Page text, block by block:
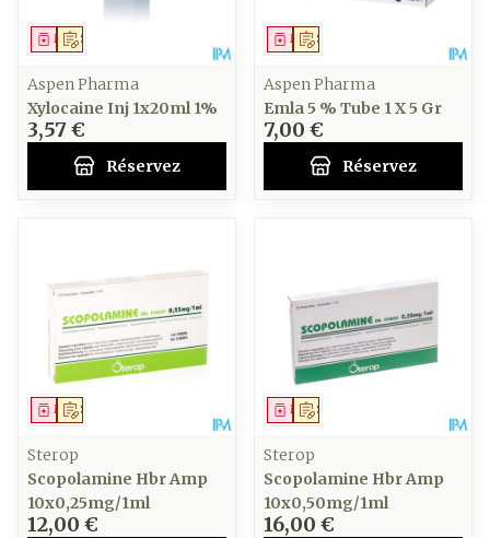
Sur prescription
Médicament
Aspen Pharma
Xylocaine Inj 1x20ml 1%
3,57 €
Réservez
Sur prescription
Médicament
Aspen Pharma
Emla 5 % Tube 1 X 5 Gr
7,00 €
Réservez
Sur prescription
Médicament
Sterop
Scopolamine Hbr Amp
10x0,25mg/1ml
12,00 €
Sur prescription
Médicament
Sterop
Scopolamine Hbr Amp
10x0,50mg/1ml
16,00 €